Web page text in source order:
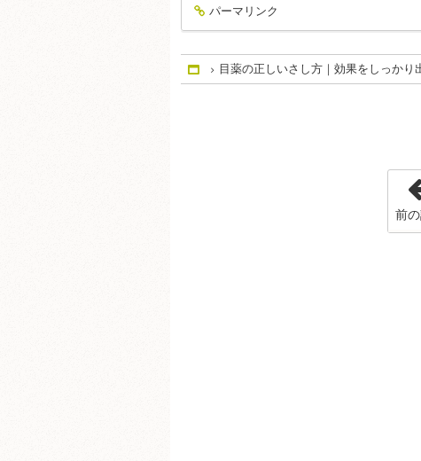
entry324
パーマリンク
Home
目薬の正しいさし方｜効果をしっかり
前